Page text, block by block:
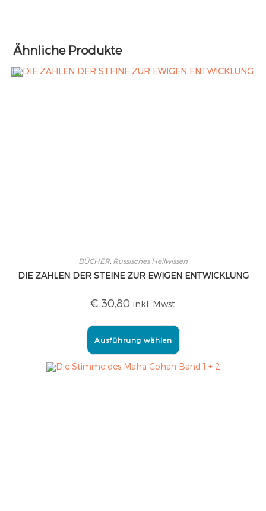
Ähnliche Produkte
BÜCHER, Russisches Heilwissen
DIE ZAHLEN DER STEINE ZUR EWIGEN ENTWICKLUNG
€ 30,80 inkl. Mwst.
Ausführung wählen